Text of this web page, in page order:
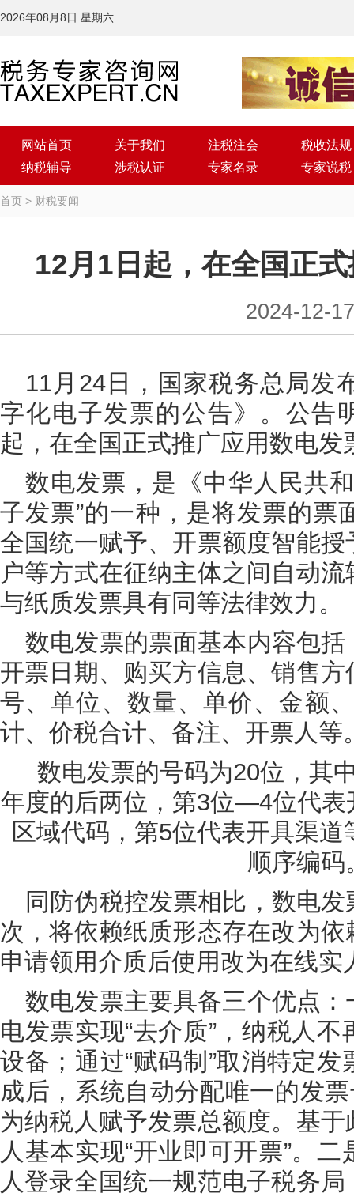
2026年08月8日 星期六
网站首页 关于我们 注税注会
税收法规
纳税辅导
涉税认证 专家名录 专家说税
首页 > 财税要闻
12月1日起，在全国正
2024-12-17
11月24日，国家税务总局发
字化电子发票的公告》。公告
起，在全国正式推广应用数电发
数电发票，是《中华人民共
子发票”的一种，是将发票的票
全国统一赋予、开票额度智能
户等方式在征纳主体之间自动
与纸质发票具有同等法律效力。
数电发票的票面基本内容包
开票日期、购买方信息、销售
号、单位、数量、单价、金额
计、价税合计、备注、开票人等
数电发票的号码为20位，其
年度的后两位，第3位—4位代表
区域代码，第5位代表开具渠
顺序编码
同防伪税控发票相比，数电
次，将依赖纸质形态存在改为
申请领用介质后使用改为在线实
数电发票主要具备三个优点
电发票实现“去介质”，纳税人
设备；通过“赋码制”取消特定
成后，系统自动分配唯一的发
为纳税人赋予发票总额度。基
人基本实现“开业即可开票”。
人登录全国统一规范电子税务